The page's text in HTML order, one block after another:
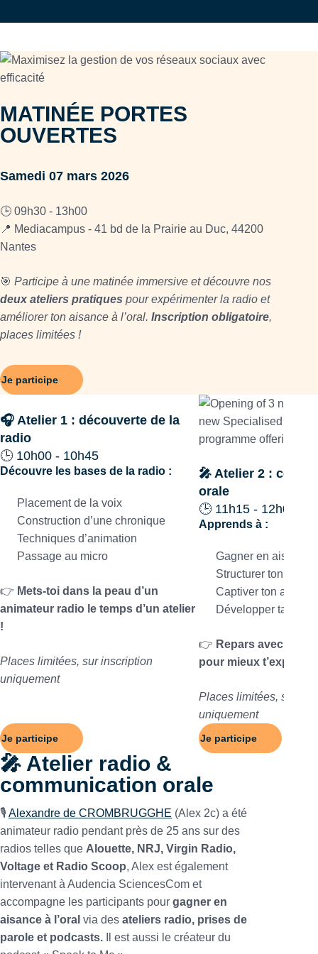
MATINÉE PORTES
OUVERTES
Samedi 07 mars 2026
🕒 09h30 - 13h00
📍 Mediacampus - 41 bd de la Prairie au Duc, 44200
Nantes
🎯 Participe à une matinée immersive et découvre nos
deux ateliers pratiques pour expérimenter la radio et
améliorer ton aisance à l’oral. Inscription obligatoire,
places limitées !
Je participe
🎧 Atelier 1 : découverte de la
radio
🕒 10h00 - 10h45
Découvre les bases de la radio :
Placement de la voix
Construction d’une chronique
Techniques d’animation
Passage au micro
👉 Mets-toi dans la peau d’un
animateur radio le temps d’un atelier
!
Places limitées, sur inscription
uniquement
Je participe
🎤 Atelier 2 :
orale
🕒 11h15 - 12h00
Apprends à :
Gagner en aisance
Structurer ton
Captiver ton
Développer ta
👉 Repars avec des
pour mieux t’exprimer
Places limitées, sur
uniquement
Je participe
🎤 Atelier radio &
communication orale
🎙️Alexandre de CROMBRUGGHE (Alex 2c) a été
animateur radio pendant près de 25 ans sur des
radios telles que Alouette, NRJ, Virgin Radio,
Voltage et Radio Scoop, Alex est également
intervenant à Audencia SciencesCom et
accompagne les participants pour gagner en
aisance à l’oral via des ateliers radio, prises de
parole et podcasts. Il est aussi le créateur du